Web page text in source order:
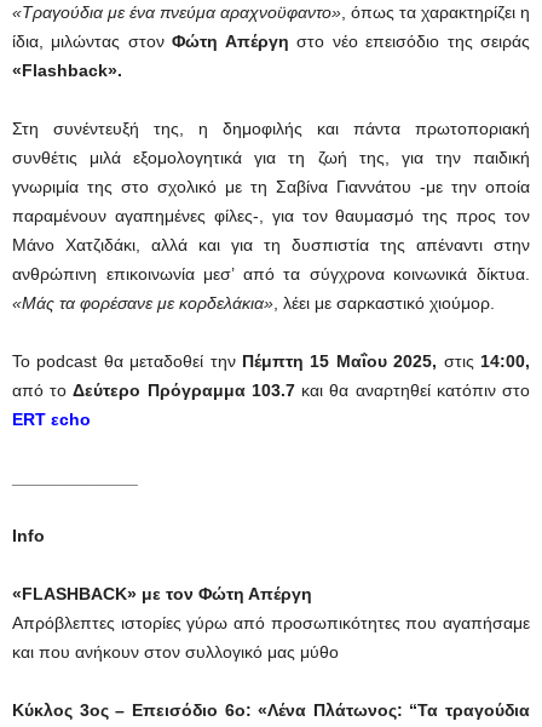
«Τραγούδια με ένα πνεύμα αραχνοϋφαντο» , όπως τα χαρακτηρίζει η
ίδια, μιλώντας στονΦώτη Απέργη στο νέο επεισόδιο της σειράς
«Flashback».
Στη συνέντευξή της, η δημοφιλής και πάντα πρωτοποριακή
συνθέτις μιλά εξομολογητικά για τη ζωή της, για την παιδική
γνωριμία της στο σχολικό με τη Σαβίνα Γιαννάτου -με την οποία
παραμένουν αγαπημένες φίλες-, για τον θαυμασμό της προς τον
Μάνο Χατζιδάκι, αλλά και για τη δυσπιστία της απέναντι στην
ανθρώπινη επικοινωνία μεσ’ από τα σύγχρονα κοινωνικά δίκτυα.
«Μάς τα φορέσανε με κορδελάκια» , λέει με σαρκαστικό χιούμορ.
Το podcast θα μεταδοθεί την Πέμπτη 15 Μαΐου 2025, στις 14:00,
από τοΔεύτερο Πρόγραμμα 103.7και θα αναρτηθεί κατόπιν στο
ERT εcho
Info
«FLASHBACK» με τον Φώτη Απέργη
Απρόβλεπτες ιστορίες γύρω από προσωπικότητες που αγαπήσαμε
και που ανήκουν στον συλλογικό μας μύθο
Κύκλος 3ος – Επεισόδιο 6ο: «Λένα Πλάτωνος: “Τα τραγούδια